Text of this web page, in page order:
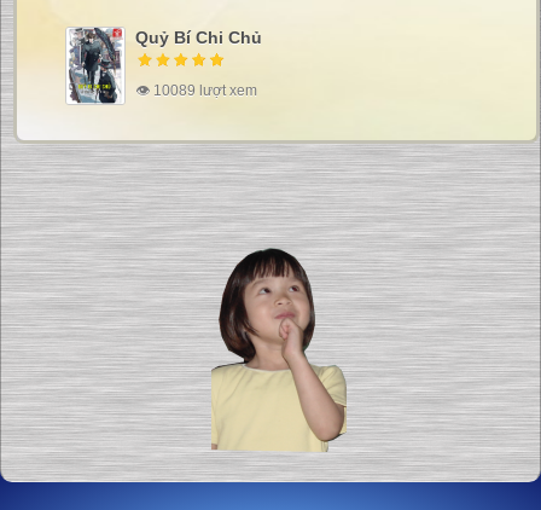
Quỷ Bí Chi Chủ
👁 10089 lượt xem